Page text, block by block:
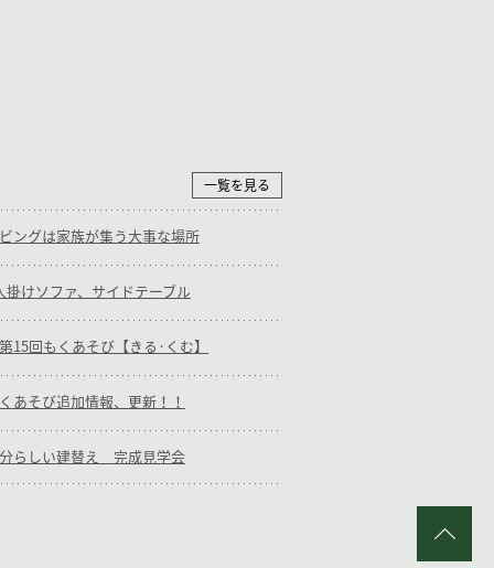
一覧を見る
ングは家族が集う大事な場所
けソファ、サイドテーブル
15回もくあそび【きる·くむ】
あそび追加情報、更新！！
らしい建替え 完成見学会